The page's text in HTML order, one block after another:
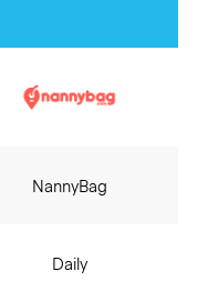
NannyBag
Daily